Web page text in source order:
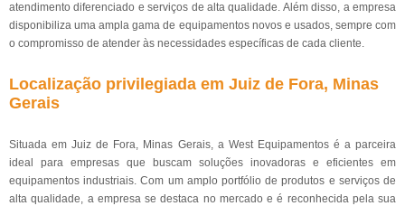
atendimento diferenciado e serviços de alta qualidade. Além disso, a empresa
disponibiliza uma ampla gama de equipamentos novos e usados, sempre com
o compromisso de atender às necessidades específicas de cada cliente.
Localização privilegiada em Juiz de Fora, Minas
Gerais
Situada em Juiz de Fora, Minas Gerais, a West Equipamentos é a parceira
ideal para empresas que buscam soluções inovadoras e eficientes em
equipamentos industriais. Com um amplo portfólio de produtos e serviços de
alta qualidade, a empresa se destaca no mercado e é reconhecida pela sua